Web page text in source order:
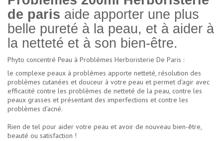
de paris aide apporter une plus
belle pureté à la peau, et à aider à
la netteté et à son bien-être.
Phyto concentré Peau à Problèmes Herboristerie De Paris :
le complexe peaux à problèmes apporte netteté, résolution des
problèmes cutanées et douceur à votre peau et permet d'agir avec
efficacité contre les problèmes de netteté de la peau, contre les
peaux grasses et présentant des imperfections et contre les
problèmes d'acné.
Rien de tel pour aider votre peau et avoir de nouveau bien-être,
beauté ou satisfaction !